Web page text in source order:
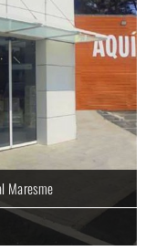
Maresme